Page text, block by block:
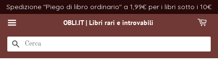
Spedizione "Piego di libro ordinario" a 1,99€ per i libri sotto i 10€
OBLI.IT | Libri rari e introvabili
CERCA